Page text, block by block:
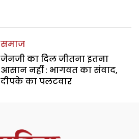
समाज
जेनजी का दिल जीतना इतना
आसान नहीं : भागवत का संवाद,
दीपके का पलटवार